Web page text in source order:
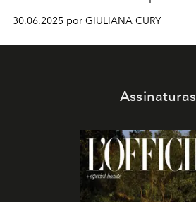
30.06.2025 por GIULIANA CURY
Assinaturas